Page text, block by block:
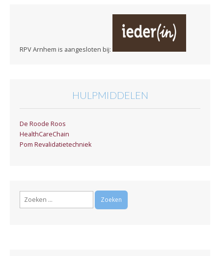
RPV Arnhem is aangesloten bij:
HULPMIDDELEN
De Roode Roos
HealthCareChain
Pom Revalidatietechniek
Zoeken